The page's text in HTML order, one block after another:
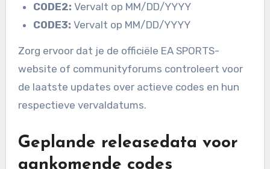
CODE2: Vervalt op MM/DD/YYYY
CODE3: Vervalt op MM/DD/YYYY
Zorg ervoor dat je de officiële EA SPORTS-
website of communityforums controleert voor
de laatste updates over actieve codes en hun
respectieve vervaldatums.
Geplande releasedata voor
aankomende codes